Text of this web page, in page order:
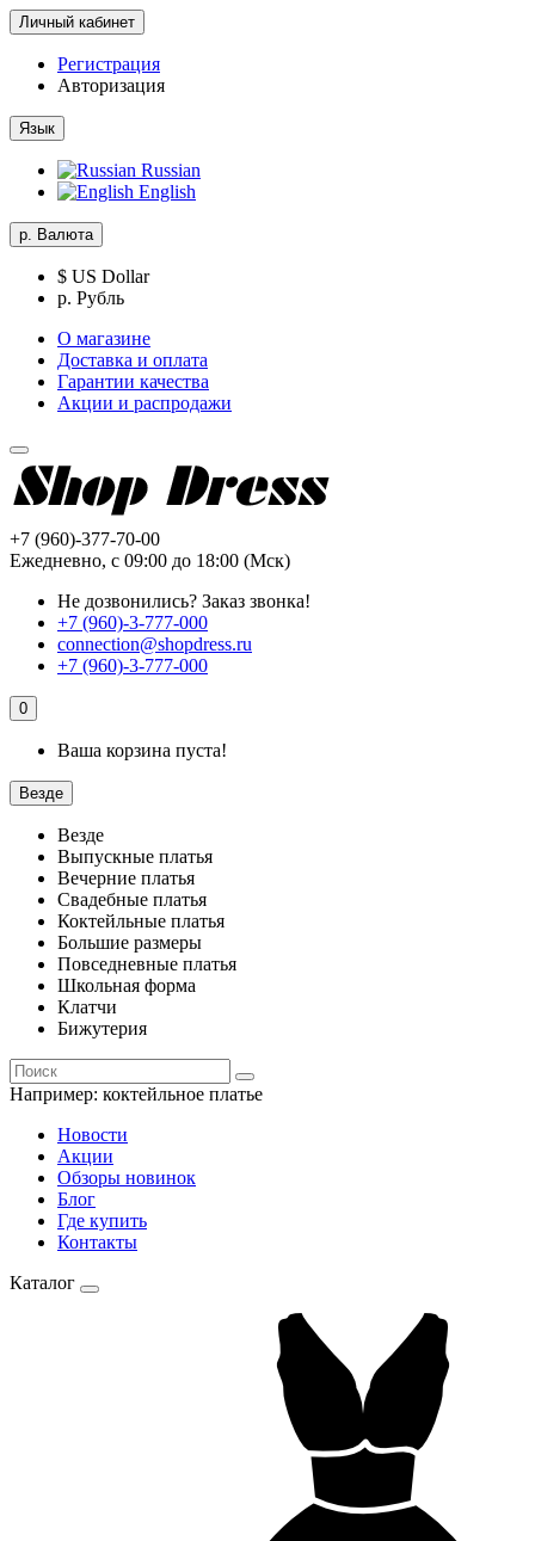
Личный кабинет
Регистрация
Авторизация
Язык
Russian
English
р. Валюта
$ US Dollar
р. Рубль
О магазине
Доставка и оплата
Гарантии качества
Акции и распродажи
+7 (960)-377-70-00
Ежедневно, с 09:00 до 18:00 (Мск)
Не дозвонились? Заказ звонка!
+7 (960)-3-777-000
connection@shopdress.ru
+7 (960)-3-777-000
0
Ваша корзина пуста!
Везде
Везде
Выпускные платья
Вечерние платья
Свадебные платья
Коктейльные платья
Большие размеры
Повседневные платья
Школьная форма
Клатчи
Бижутерия
Например: коктейльное платье
Новости
Акции
Обзоры новинок
Блог
Где купить
Контакты
Каталог